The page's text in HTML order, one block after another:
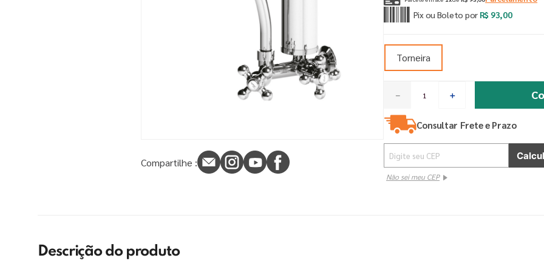
Compartilhe :
Pix ou Boleto por R$ 93,00
Torneira
＋
－
Consultar Frete e Prazo
Não sei meu CEP
Descrição do produto